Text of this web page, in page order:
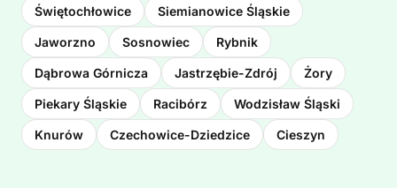
Świętochłowice Siemianowice Śląskie
Jaworzno Sosnowiec Rybnik
Dąbrowa Górnicza Jastrzębie-Zdrój Żory
Piekary Śląskie Racibórz Wodzisław Śląski
Knurów Czechowice-Dziedzice Cieszyn